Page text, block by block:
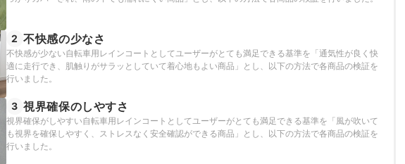
2 不快感の少なさ
不快感が少ない自転車用レインコートとしてユーザーがとても満足できる基準を「通気性が良く快
適に走行でき、肌触りがサラッとしていて着心地もよい商品」とし、以下の方法で各商品の検証を
行いました。
3 視界確保のしやすさ
視界確保がしやすい自転車用レインコートとしてユーザーがとても満足できる基準を「風が吹いて
も視界を確保しやすく、ストレスなく安全確認ができる商品」とし、以下の方法で各商品の検証を
行いました。